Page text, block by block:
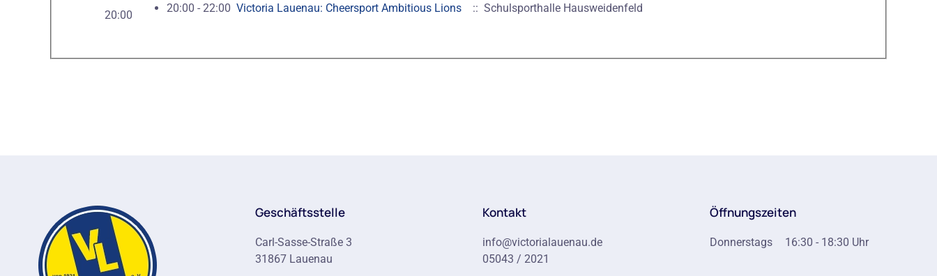
20:00
20:00 - 22:00 Victoria Lauenau: Cheersport Ambitious Lions :: Schulsporthalle Hausweidenfeld
Geschäftsstelle
Carl-Sasse-Straße 3
31867 Lauenau
Kontakt
info@victorialauenau.de
05043 / 2021
Öffnungszeiten
Donnerstags 16:30 - 18:30 Uhr